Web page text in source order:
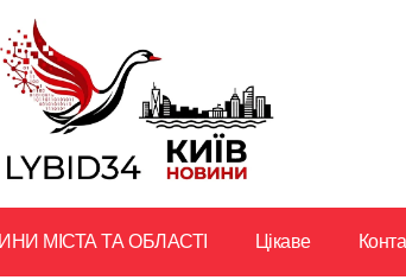
МІСТА ТА ОБЛАСТІ Цікаве